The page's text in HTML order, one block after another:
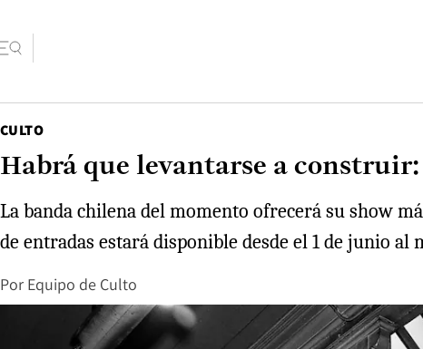
CULTO
Habrá que levantarse a
La banda chilena del momento ofrecerá su show
de entradas estará disponible desde el 1 de junio
Por Equipo de Culto